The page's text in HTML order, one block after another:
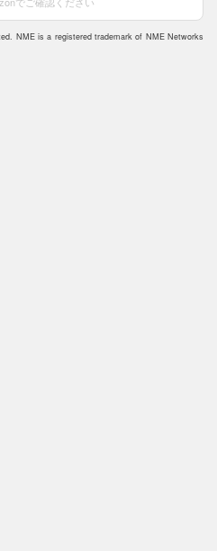
NME is a registered trademark of NME Networks